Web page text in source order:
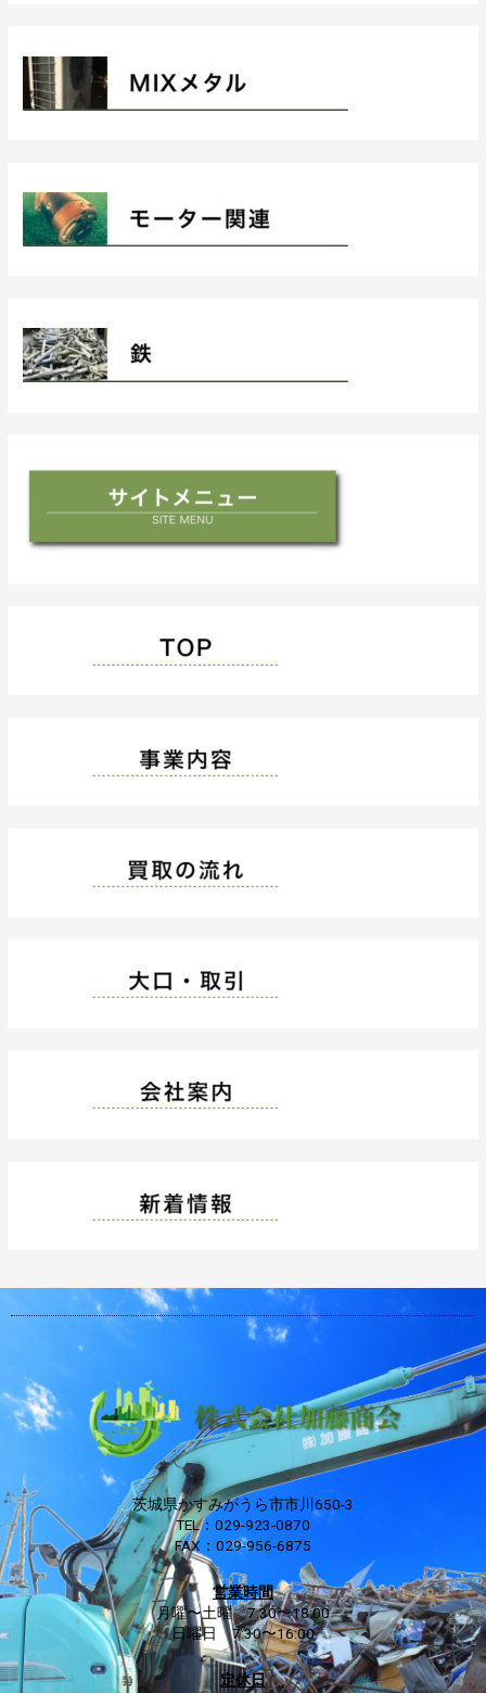
茨城県かすみがうら市市川650-3
TEL：029-923-0870
FAX：029-956-6875
営業時間
月曜〜土曜 7:30〜18:00
日曜日 7:30〜16:00
定休日